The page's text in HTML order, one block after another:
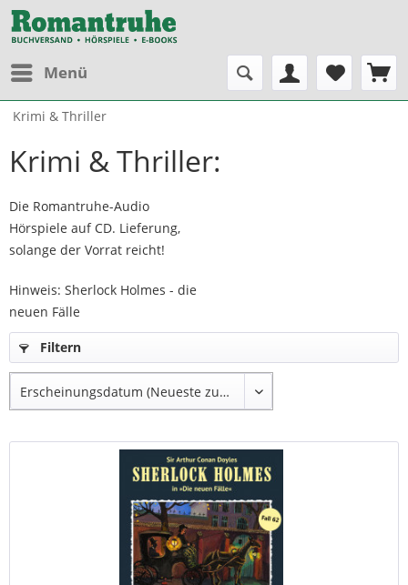
Menü
Krimi & Thriller
Krimi & Thriller:
Die Romantruhe-Audio
Hörspiele auf CD. Lieferung,
solange der Vorrat reicht!
Hinweis: Sherlock Holmes - die
neuen Fälle
Die Stimmen von Christian
Rode und Peter Groeger
werden ab der Folge 57 durch
Die Folgen 1-56 enthalten die
Filtern